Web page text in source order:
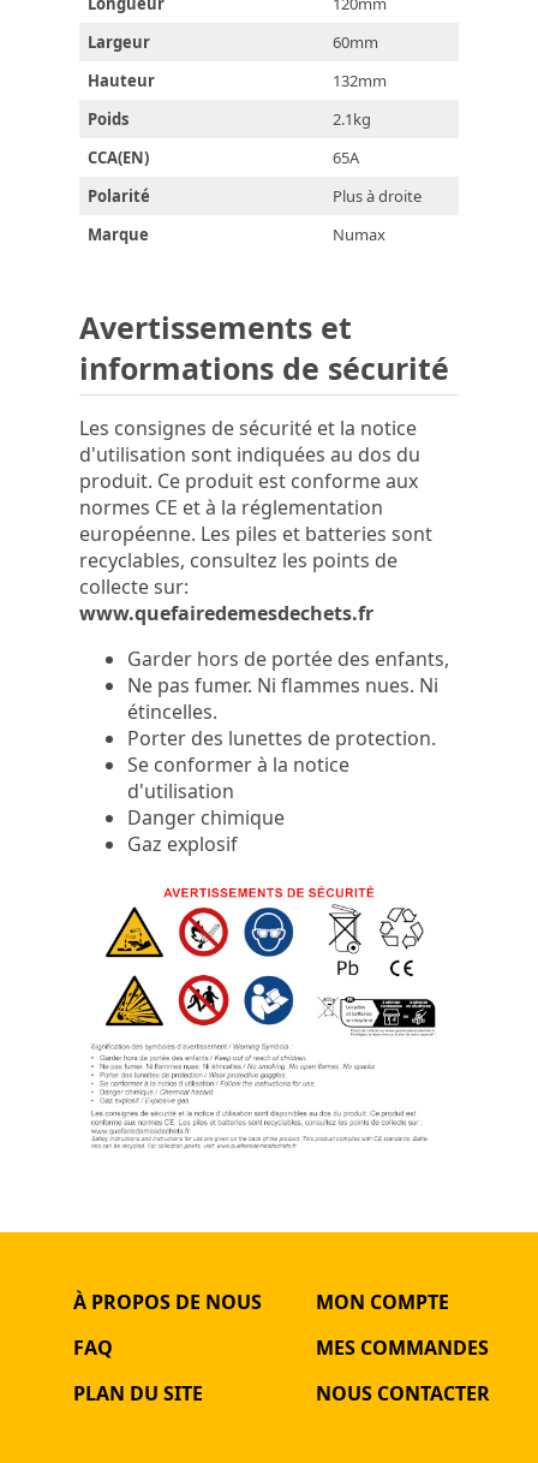
Largeur
60mm
Hauteur
132mm
Poids
2.1kg
CCA(EN)
65A
Polarité
Plus à droite
Marque
Numax
Avertissements et
informations de sécurité
Les consignes de sécurité et la notice
d'utilisation sont indiquées au dos du
produit. Ce produit est conforme aux
normes CE et à la réglementation
européenne. Les piles et batteries sont
recyclables, consultez les points de
collecte sur:
www.quefairedemesdechets.fr
Garder hors de portée des enfants,
Ne pas fumer. Ni flammes nues. Ni
étincelles.
Porter des lunettes de protection.
Se conformer à la notice
d'utilisation
Danger chimique
Gaz explosif
À PROPOS DE NOUS
FAQ
PLAN DU SITE
MON COMPTE
MES COMMANDES
NOUS CONTACTER